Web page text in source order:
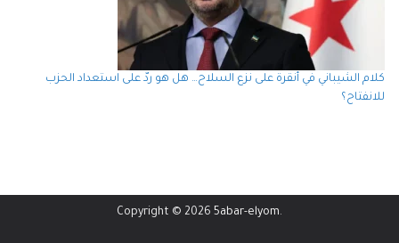
كلام الشيباني في أنقرة على نزع السلاح… هل هو ردّ على استعداد الحزب
للانفتاح؟
Copyright © 2026 5abar-elyom.